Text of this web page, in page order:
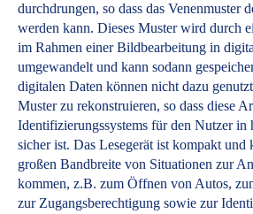
durchdrungen, so dass das Venenmuster
werden kann. Dieses Muster wird durch
im Rahmen einer Bildbearbeitung in
umgewandelt und kann sodann
digitalen Daten können nicht dazu
Muster zu rekonstruieren, so dass diese
Identifizierungssystems für den Nutzer in
sicher ist. Das Lesegerät ist kompakt und
großen Bandbreite von Situationen zur
kommen, z.B. zum Öffnen von Autos,
zur Zugangsberechtigung sowie zur